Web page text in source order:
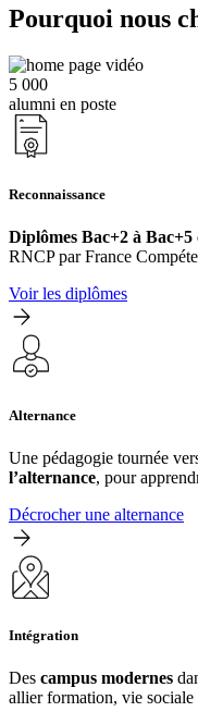
Pourquoi nous
5 000
alumni en poste
Reconnaissance
Diplômes Bac+2 à Bac+5
RNCP par France
Voir les diplômes
Alternance
Une pédagogie tournée
l’alternance, pour
Décrocher une alternance
Intégration
Des campus modernes
allier formation, vie